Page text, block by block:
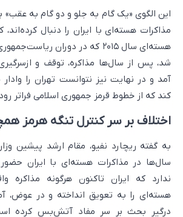
این الگوی «یک گام به جلو و دو گام به عقب»
مذاکرات هسته‌ای با ایران را دنبال
هسته‌ای سال ۲۰۱۵ که در دوران
شد، پس از سال‌ها مذاکره، توقف و
آمد و در نهایت نیز نتوانست تهران را
کند که از خطوط قرمز جمهوری اسلامی فراتر
اختلاف بر سر کنترل تنگه هرمز
به گفته ریچارد نفیو، مقام ارشد پیشین
سال‌ها در مذاکرات هسته‌ای با ایران
ندارد که ایران تاکنون هرگونه مذاکره
هسته‌ای را به تعویق انداخته و در عوض،
درگیر بحث بر سر مفاد آتش‌بس کرده